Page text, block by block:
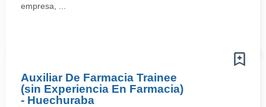
empresa, ...
Auxiliar De Farmacia Trainee
(sin Experiencia En Farmacia)
- Huechuraba